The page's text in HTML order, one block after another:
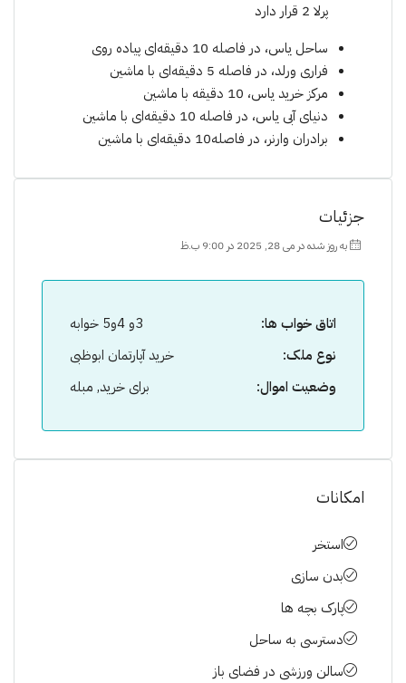
پرلا 2 قرار دارد
ساحل یاس، در فاصله 10 دقیقه‌ای پیاده روی
فراری ورلد، در فاصله 5 دقیقه‌ای با ماشین
مرکز خرید یاس، 10 دقیقه با ماشین
دنیای آبی یاس، در فاصله 10 دقیقه‌ای با ماشین
برادران وارنر، در فاصله10 دقیقه‌ای با ماشین
جزئیات
به روز شده در می 28, 2025 در 9:00 ب.ظ
اتاق خواب ها:
3و 4و5 خوابه
نوع ملک:
خرید آپارتمان ابوظبی
وضعیت اموال:
برای خرید, مبله
امکانات
استخر
بدن سازی
پارک بچه ها
دسترسی به ساحل
سالن ورزشی در فضای باز